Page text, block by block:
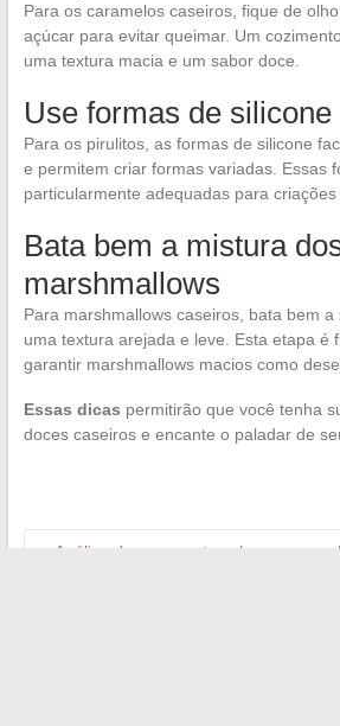
Para os caramelos caseiros, fique de
açúcar para evitar queimar. Um
uma textura macia e um sabor doce.
Use formas de silicone
Para os pirulitos, as formas de silicone
e permitem criar formas variadas. Essas
particularmente adequadas para
Bata bem a mistura
marshmallows
Para marshmallows caseiros, bata bem
uma textura arejada e leve. Esta etapa é
garantir marshmallows macios como
Essas dicas permitirão que você tenha
doces caseiros e encante o paladar de
Análise dos momentos-chave que